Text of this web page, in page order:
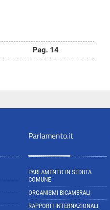
Pag. 14
Parlamento.it
PARLAMENTO IN SEDUTA
COMUNE
ORGANISMI BICAMERALI
RAPPORTI INTERNAZIONALI